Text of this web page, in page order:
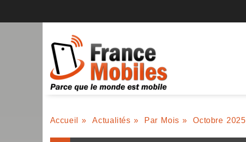
Accueil » Actualités » Par Mois » Octobre 2025